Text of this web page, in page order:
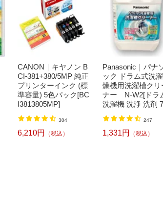
CANON｜キヤノン B
CI-381+380/5MP 純正
プリンターインク (標
準容量) 5色パック[BC
I3813805MP]
304
6,210円 （税込）
Panasonic｜パナ
ック ドラム式洗
燥機用洗濯槽クリ
ナー N-W2[ドラ
洗濯機 洗浄 洗剤
ml NW2]【rb_pcp
247
1,331円 （税込）